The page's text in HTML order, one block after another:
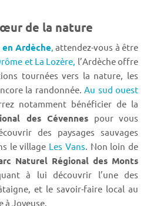
de la nature
en Ardèche, attendez-vous à être
et La Lozère, l’Ardèche offre
tournées vers la nature, les
la randonnée.Au sud ouest
notamment bénéficier de la
des Cévennes pour vous
des paysages sauvages
le village Les Vans. Non loin de
Naturel Régional des Monts
à lui découvrir l’une des
et le savoir-faire local au
à Joyeuse.